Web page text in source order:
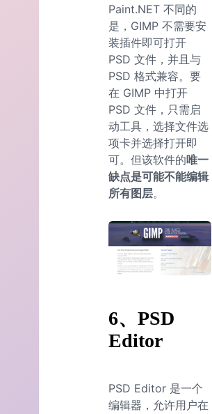
Paint.NET 不同的
是，GIMP 不需要安
装插件即可打开
PSD 文件，并且与
PSD 格式兼容。要
在 GIMP 中打开
PSD 文件，只需启
动工具，选择文件选
项卡并选择打开即
可。但该软件的唯一
缺点是可能不能编辑
所有图层。
6、PSD
Editor
PSD Editor 是一个
编辑器，允许用户在